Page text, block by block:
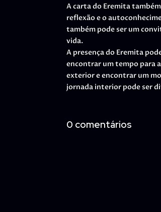
A carta do Eremita
reflexão e o
também pode ser um
vida.
A presença do Eremita
encontrar um tempo para
exterior e encontrar um
jornada interior pode ser
0 comentários